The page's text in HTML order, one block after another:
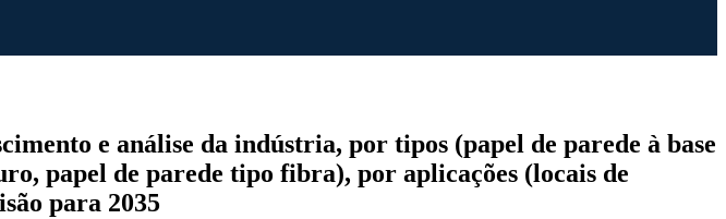
e análise da indústria, por tipos (papel de parede à base
papel de parede tipo fibra), por aplicações (locais de
para 2035